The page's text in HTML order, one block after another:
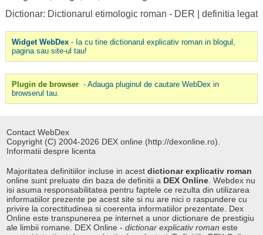
Dictionar: Dictionarul etimologic roman - DER
definitia legat
Widget WebDex- Ia cu tine dictionarul explicativ roman in blogul,
pagina sau site-ul tau!
Plugin de browser - Adauga pluginul de cautare WebDex in
browserul tau.
Contact WebDex
Copyright (C) 2004-2026 DEX online (http://dexonline.ro).
Informatii despre licenta
Majoritatea definitiilor incluse in acestdictionar explicativ roman
online sunt preluate din baza de definitii a DEX Online . Webdex nu
isi asuma responsabilitatea pentru faptele ce rezulta din utilizarea
informatiilor prezente pe acest site si nu are nici o raspundere cu
privire la corectitudinea si coerenta informatiilor prezentate. Dex
Online este transpunerea pe internet a unor dictionare de prestigiu
ale limbii romane. DEX Online -dictionar explicativ roman este